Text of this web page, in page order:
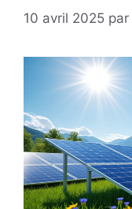
10 avril 2025 par